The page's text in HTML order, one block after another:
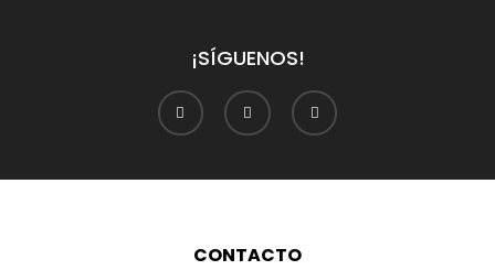
¡SÍGUENOS!
CONTACTO